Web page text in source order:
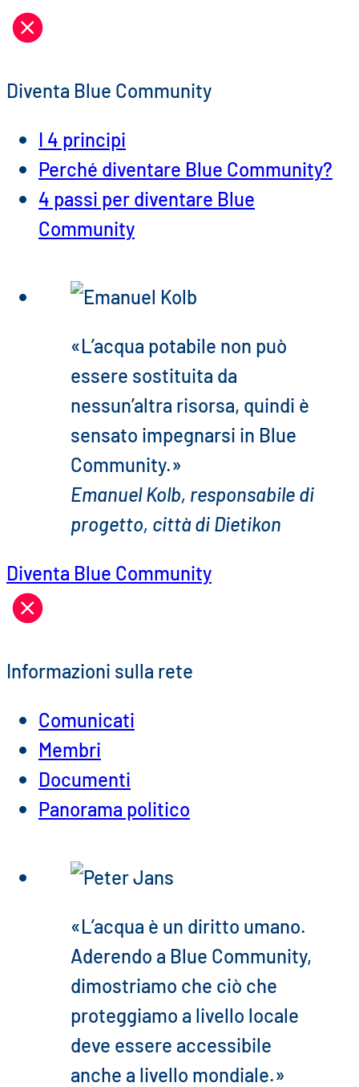
Vai
contenuto
Diventa Blue Community
I 4 principi
Perché diventare Blue Community?
4 passi per diventare Blue
Community
«L’acqua potabile non può
essere sostituita da
nessun’altra risorsa, quindi è
sensato impegnarsi in Blue
Community.»
Emanuel Kolb, responsabile di
progetto, città di Dietikon
Diventa Blue Community
Informazioni sulla rete
Comunicati
Membri
Documenti
Panorama politico
«L’acqua è un diritto umano.
Aderendo a Blue Community,
dimostriamo che ciò che
proteggiamo a livello locale
deve essere accessibile
anche a livello mondiale.»